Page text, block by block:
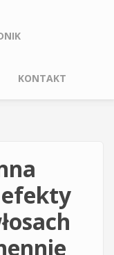
KONTAKT
efekty